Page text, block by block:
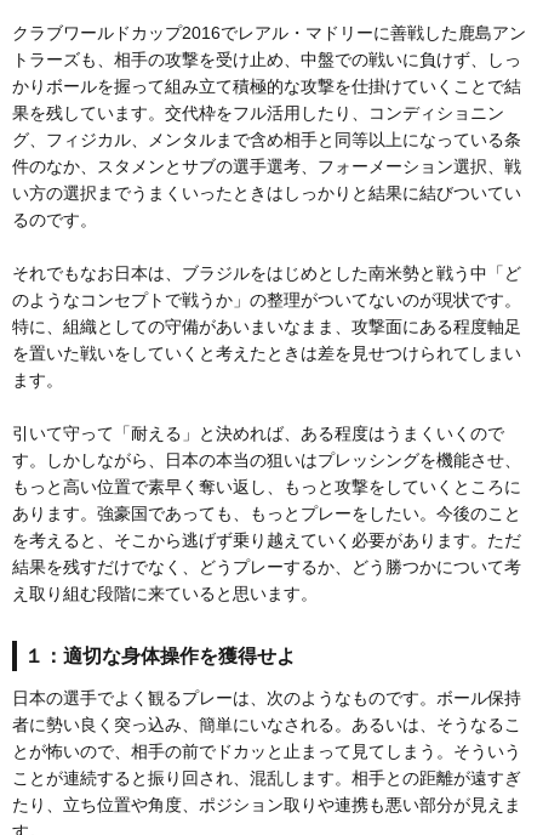
クラブワールドカップ2016でレアル・マドリーに善戦した鹿島アン
トラーズも、相手の攻撃を受け止め、中盤での戦いに負けず、しっ
かりボールを握って組み立て積極的な攻撃を仕掛けていくことで結
果を残しています。交代枠をフル活用したり、コンディショニン
グ、フィジカル、メンタルまで含め相手と同等以上になっている条
件のなか、スタメンとサブの選手選考、フォーメーション選択、戦
い方の選択までうまくいったときはしっかりと結果に結びついてい
るのです。
それでもなお日本は、ブラジルをはじめとした南米勢と戦う中「ど
のようなコンセプトで戦うか」の整理がついてないのが現状です。
特に、組織としての守備があいまいなまま、攻撃面にある程度軸足
を置いた戦いをしていくと考えたときは差を見せつけられてしまい
ます。
引いて守って「耐える」と決めれば、ある程度はうまくいくので
す。しかしながら、日本の本当の狙いはプレッシングを機能させ、
もっと高い位置で素早く奪い返し、もっと攻撃をしていくところに
あります。強豪国であっても、もっとプレーをしたい。今後のこと
を考えると、そこから逃げず乗り越えていく必要があります。ただ
結果を残すだけでなく、どうプレーするか、どう勝つかについて考
え取り組む段階に来ていると思います。
１：適切な身体操作を獲得せよ
日本の選手でよく観るプレーは、次のようなものです。ボール保持
者に勢い良く突っ込み、簡単にいなされる。あるいは、そうなるこ
とが怖いので、相手の前でドカッと止まって見てしまう。そういう
ことが連続すると振り回され、混乱します。相手との距離が遠すぎ
たり、立ち位置や角度、ポジション取りや連携も悪い部分が見えま
す。